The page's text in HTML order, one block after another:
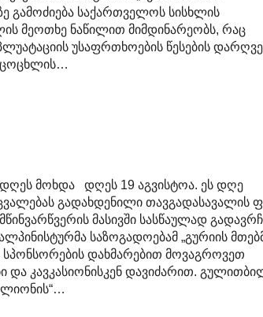
გამოძიება საქართველოს სისხლის
მეოთხე ნაწილით მიმდინარეობს, რაც
უსაფრთხოების წესების
დღეს მოხდა დღეს 19 აგვისტოა. ეს დღე
გადახდენილი თავგადასავალის
მასივში სასწაულად
საზოგადოებამ „გურიის
სპონსორების დახმარებით მოვაგროვეთ
და კავკასიონისკენ დავიძარით.